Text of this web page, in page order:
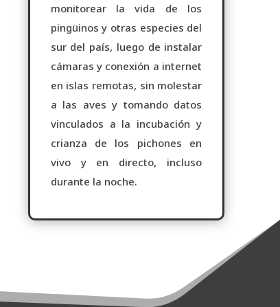
monitorear la vida de los
pingüinos y otras especies del
sur del país, luego de instalar
cámaras y conexión a internet
en islas remotas, sin molestar
a las aves y tomando datos
vinculados a la incubación y
crianza de los pichones en
vivo y en directo, incluso
durante la noche.